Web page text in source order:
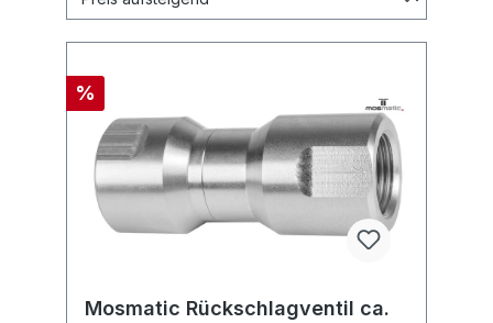
%
Mosmatic Rückschlagventil ca.